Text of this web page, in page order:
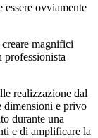
essere ovviamente
magnifici
professionista
realizzazione dal
dimensioni e privo
durante una
e di amplificare la